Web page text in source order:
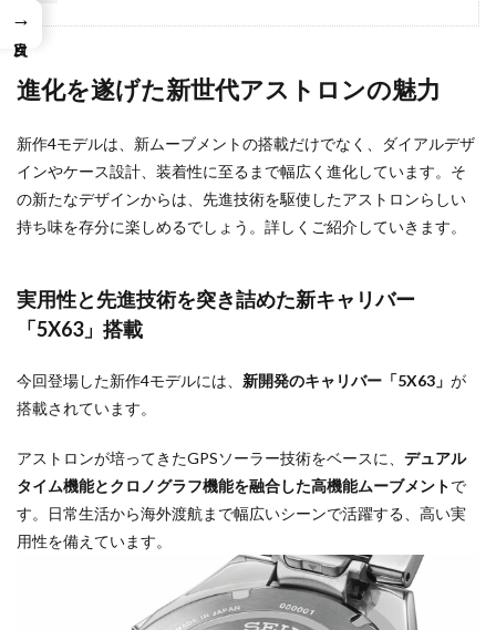
進化を遂げた新世代アストロンの魅力
新作4モデルは、新ムーブメントの搭載だけでなく、ダイアルデザ
インやケース設計、装着性に至るまで幅広く進化しています。そ
の新たなデザインからは、先進技術を駆使したアストロンらしい
持ち味を存分に楽しめるでしょう。詳しくご紹介していきます。
実用性と先進技術を突き詰めた新キャリバー
「5X63」搭載
今回登場した新作4モデルには、 新開発のキャリバー「5X63」 が
搭載されています。
アストロンが培ってきたGPSソーラー技術をベースに、 デュアル
タイム機能とクロノグラフ機能を融合した高機能ムーブメントで
す。日常生活から海外渡航まで幅広いシーンで活躍する、高い実
用性を備えています。
→